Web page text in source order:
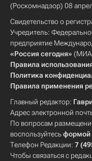
(Роскомнадзор) 08
Свидетельство о
Учредитель:
предприятие
«Россия сегодня» (МИА
Правила
Политика
Правила применения
Главный редактор:
Адрес электронной
По вопросам
воспользуйтесьформой
Телефон Редакции: 7
Чтобы связаться с